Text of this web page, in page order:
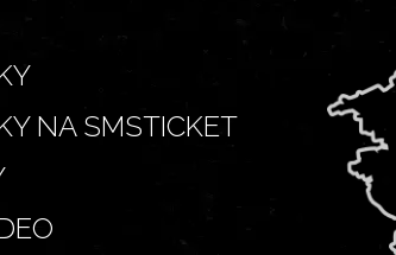
NA SMSTICKET